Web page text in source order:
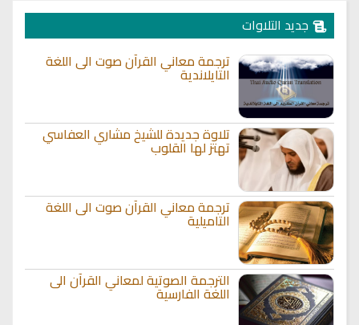
جديد التلاوات
ترجمة معاني القرآن صوت الى اللغة
التايلاندية
تلاوة جديدة للشيخ مشاري العفاسي
تهتز لها القلوب
ترجمة معاني القرآن صوت الى اللغة
التاميلية
الترجمة الصوتية لمعاني القرآن الى
اللغة الفارسية